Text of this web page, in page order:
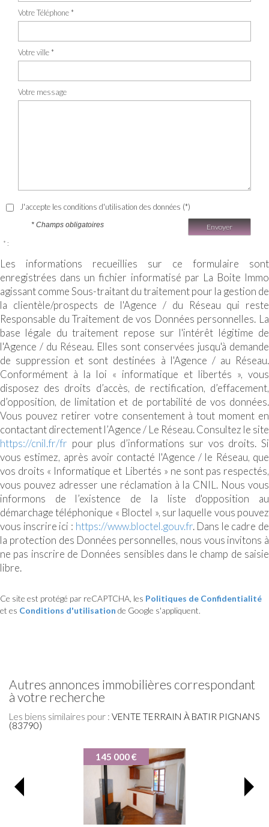
Votre Téléphone *
Votre ville *
Votre message
J'accepte les conditions d'utilisation des données (*)
Envoyer
* Champs obligatoires
* :
Les informations recueillies sur ce formulaire sont
enregistrées dans un fichier informatisé par La Boite Immo
agissant comme Sous-traitant du traitement pour la gestion de
la clientèle/prospects de l'Agence / du Réseau qui reste
Responsable du Traitement de vos Données personnelles. La
base légale du traitement repose sur l'intérêt légitime de
l'Agence / du Réseau. Elles sont conservées jusqu'à demande
de suppression et sont destinées à l'Agence / au Réseau.
Conformément à la loi « informatique et libertés », vous
disposez des droits d’accès, de rectification, d’effacement,
d’opposition, de limitation et de portabilité de vos données.
Vous pouvez retirer votre consentement à tout moment en
contactant directement l’Agence / Le Réseau. Consultez le site
https://cnil.fr/fr pour plus d’informations sur vos droits. Si
vous estimez, après avoir contacté l'Agence / le Réseau, que
vos droits « Informatique et Libertés » ne sont pas respectés,
vous pouvez adresser une réclamation à la CNIL. Nous vous
informons de l’existence de la liste d'opposition au
démarchage téléphonique « Bloctel », sur laquelle vous pouvez
vous inscrire ici : https://www.bloctel.gouv.fr. Dans le cadre de
la protection des Données personnelles, nous vous invitons à
ne pas inscrire de Données sensibles dans le champ de saisie
libre.
Ce site est protégé par reCAPTCHA, les Politiques de Confidentialité
et es Conditions d'utilisation de Google s'appliquent.
autres annonces immobilières correspondant
à votre recherche
Les biens similaires pour : VENTE TERRAIN À BATIR PIGNANS
(83790)
145 000 €